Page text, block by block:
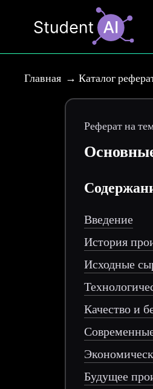
Главная Каталог
Реферат на
Введение
История
Исходные
Качество и
Будущее